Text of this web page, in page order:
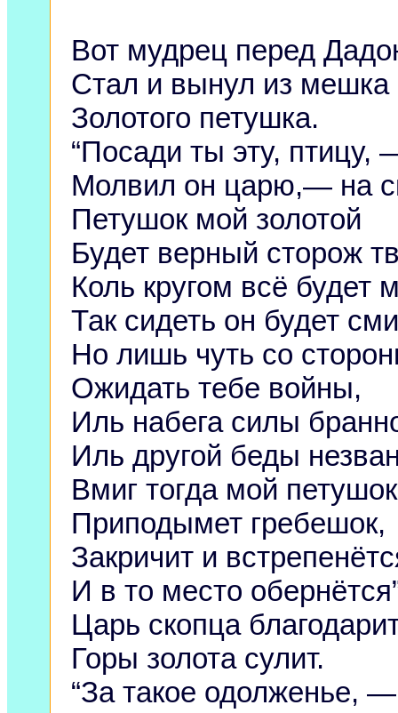
Вот мудрец перед
Стал и вынул из мешка
Золотого петушка.
“Посади ты эту, птицу,
Молвил он царю,— на
Петушок мой золотой
Будет верный сторож
Коль кругом всё будет
Так сидеть он будет
Но лишь чуть со
Ожидать тебе войны,
Иль набега силы
Иль другой беды
Вмиг тогда мой петушок
Приподымет гребешок,
Закричит и
И в то место
Царь скопца
Горы золота сулит.
“За такое одолженье, —